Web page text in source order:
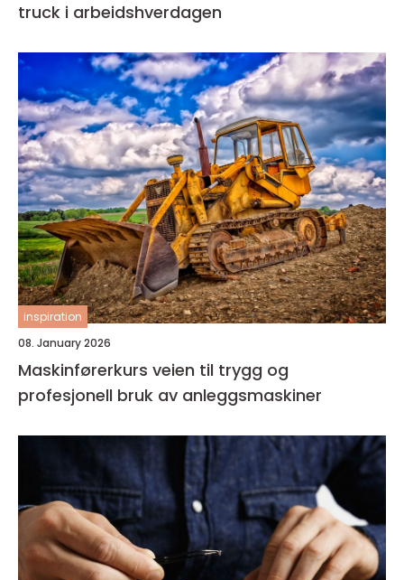
truck i arbeidshverdagen
inspiration
08. January 2026
Maskinførerkurs veien til trygg og
profesjonell bruk av anleggsmaskiner